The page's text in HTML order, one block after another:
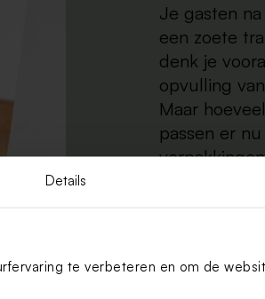
Details
te verbeteren en om de
Je gasten
een zoete
denk je
opvulling
Maar
passen er